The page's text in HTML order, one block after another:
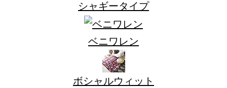
シャギータイプ
ベニワレン
ボシャルウィット